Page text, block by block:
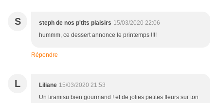
S steph de nos p'tits plaisirs 15/03/2020 22:06
hummm, ce dessert annonce le printemps !!!!
Répondre
L Liliane 15/03/2020 21:53
Un tiramisu bien gourmand ! et de jolies petites fleurs sur ton